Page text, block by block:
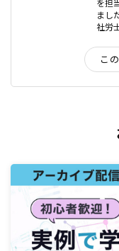
まし
社労
こ